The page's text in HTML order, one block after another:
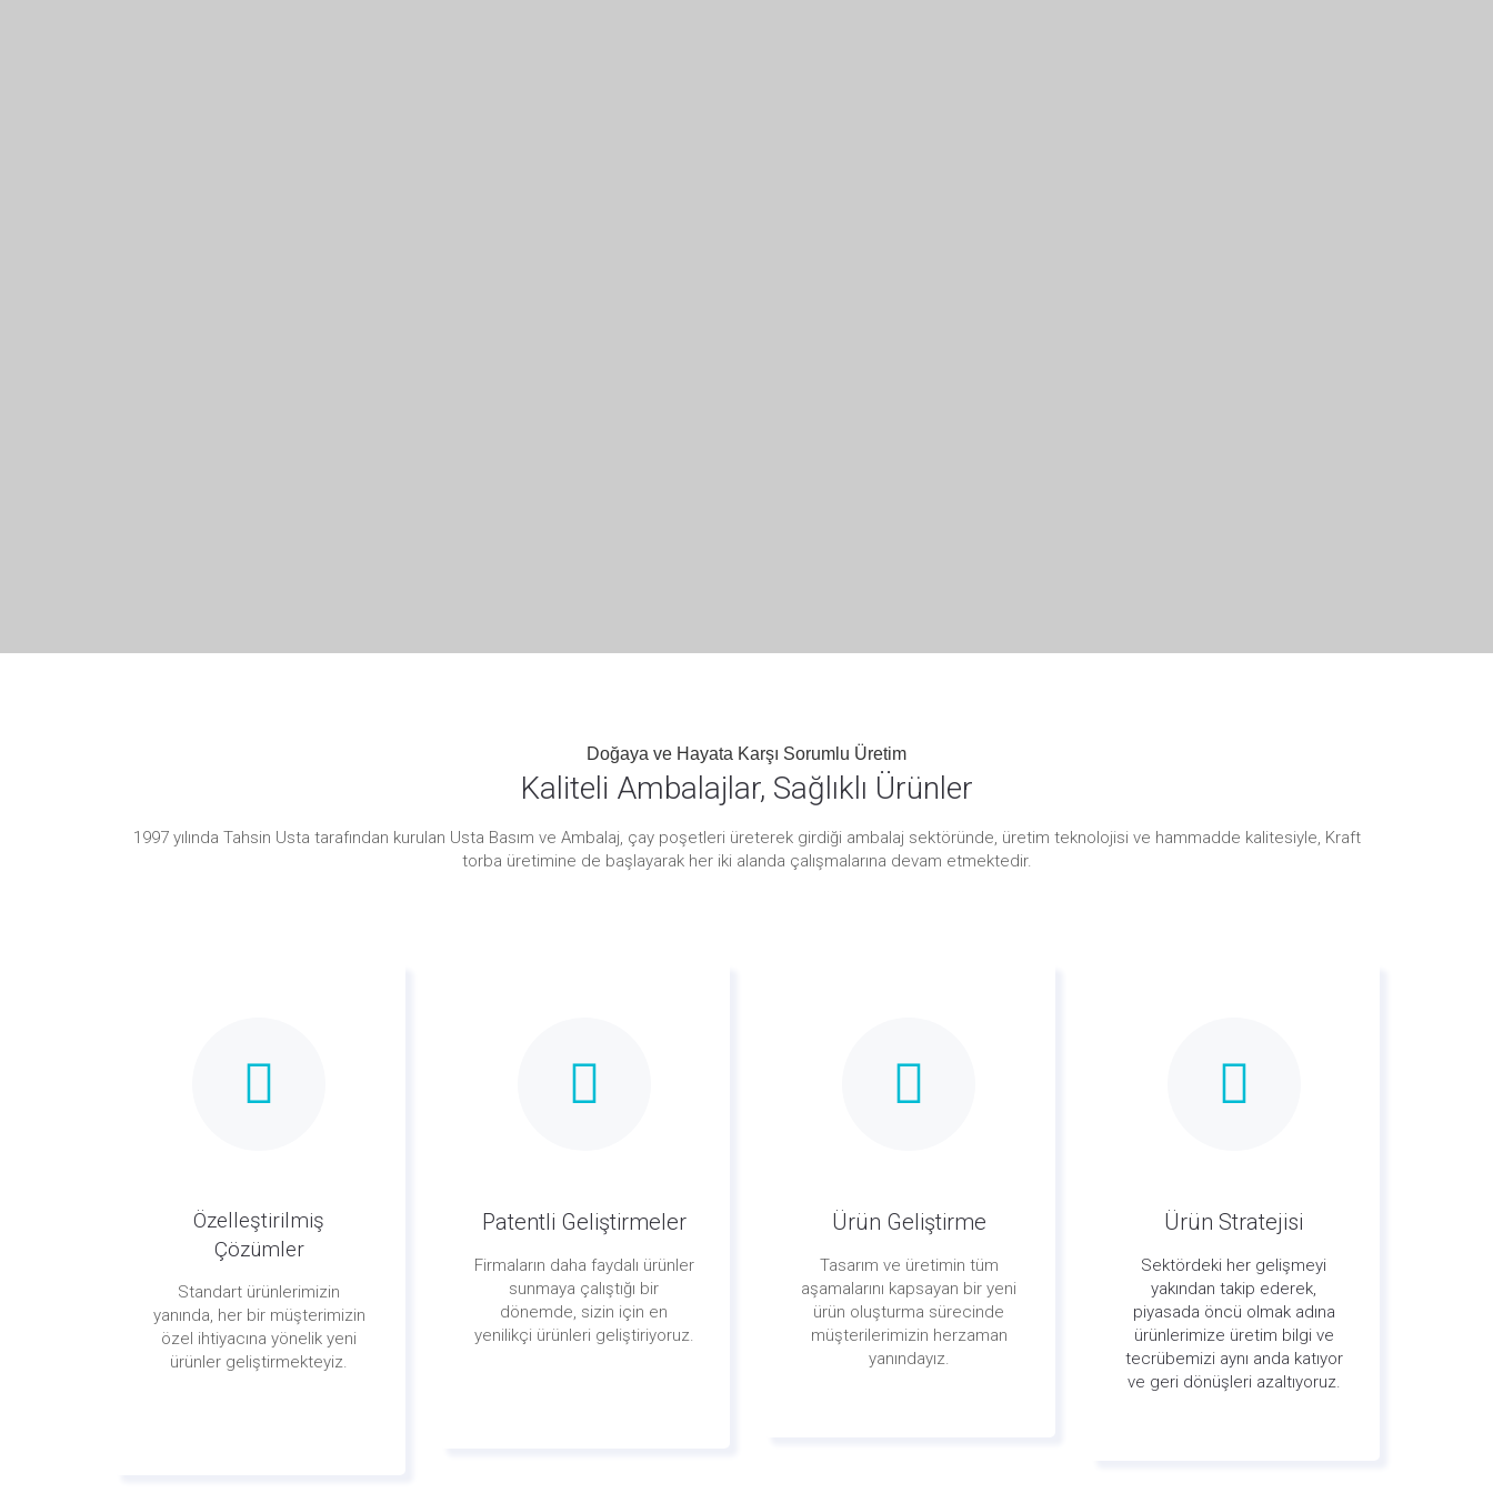
Doğaya ve Hayata Karşı Sorumlu Üretim
Kaliteli Ambalajlar, Sağlıklı Ürünler
1997 yılında Tahsin Usta tarafından kurulan Usta Basım ve Ambalaj, çay poşetleri üreterek girdiği ambalaj sektöründe, üretim teknolojisi ve hammadde kalitesiyle, Kraft
torba üretimine de başlayarak her iki alanda çalışmalarına devam etmektedir.
Özelleştirilmiş
Çözümler
Standart ürünlerimizin
yanında, her bir müşterimizin
özel ihtiyacına yönelik yeni
ürünler geliştirmekteyiz.
Patentli Geliştirmeler
Firmaların daha faydalı ürünler
sunmaya çalıştığı bir
dönemde, sizin için en
yenilikçi ürünleri geliştiriyoruz.
Ürün Geliştirme
Tasarım ve üretimin tüm
aşamalarını kapsayan bir yeni
ürün oluşturma sürecinde
müşterilerimizin herzaman
yanındayız.
Ürün Stratejisi
Sektördeki her gelişmeyi
yakından takip ederek,
piyasada öncü olmak adına
ürünlerimize üretim bilgi ve
tecrübemizi aynı anda katıyor
ve geri dönüşleri azaltıyoruz.